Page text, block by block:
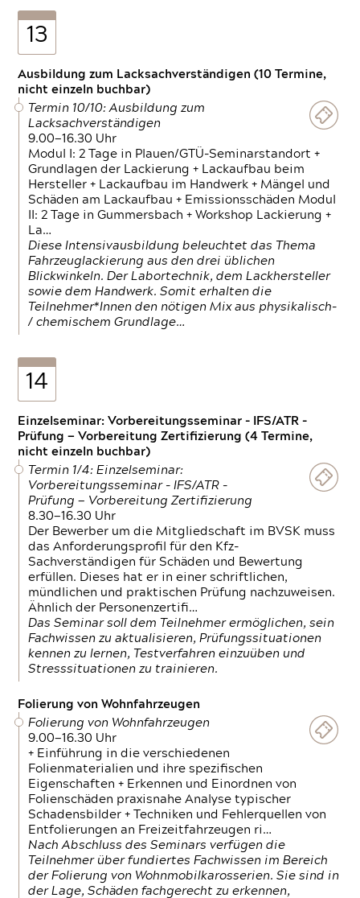
13
Ausbildung zum Lacksachverständigen (10 Termine,
nicht einzeln buchbar)
Termin 10/10: Ausbildung zum
Lacksachverständigen
9.00—16.30 Uhr
Modul I: 2 Tage in Plauen/GTÜ-Seminarstandort +
Grundlagen der Lackierung + Lackaufbau beim
Hersteller + Lackaufbau im Handwerk + Mängel und
Schäden am Lackaufbau + Emissionsschäden Modul
II: 2 Tage in Gummersbach + Workshop Lackierung +
La…
Diese Intensivausbildung beleuchtet das Thema
Fahrzeuglackierung aus den drei üblichen
Blickwinkeln. Der Labortechnik, dem Lackhersteller
sowie dem Handwerk. Somit erhalten die
Teilnehmer*Innen den nötigen Mix aus physikalisch-
/ chemischem Grundlage…
14
Einzelseminar: Vorbereitungsseminar - IFS/ATR -
Prüfung — Vorbereitung Zertifizierung (4 Termine,
nicht einzeln buchbar)
Termin 1/4: Einzelseminar:
Vorbereitungsseminar - IFS/ATR -
Prüfung — Vorbereitung Zertifizierung
8.30—16.30 Uhr
Der Bewerber um die Mitgliedschaft im BVSK muss
das Anforderungsprofil für den Kfz-
Sachverständigen für Schäden und Bewertung
erfüllen. Dieses hat er in einer schriftlichen,
mündlichen und praktischen Prüfung nachzuweisen.
Ähnlich der Personenzertifi…
Das Seminar soll dem Teilnehmer ermöglichen, sein
Fachwissen zu aktualisieren, Prüfungssituationen
kennen zu lernen, Testverfahren einzuüben und
Stresssituationen zu trainieren.
Folierung von Wohnfahrzeugen
Folierung von Wohnfahrzeugen
9.00—16.30 Uhr
+ Einführung in die verschiedenen
Folienmaterialien und ihre spezifischen
Eigenschaften + Erkennen und Einordnen von
Folienschäden praxisnahe Analyse typischer
Schadensbilder + Techniken und Fehlerquellen von
Entfolierungen an Freizeitfahrzeugen ri…
Nach Abschluss des Seminars verfügen die
Teilnehmer über fundiertes Fachwissen im Bereich
der Folierung von Wohnmobilkarosserien. Sie sind in
der Lage, Schäden fachgerecht zu erkennen,